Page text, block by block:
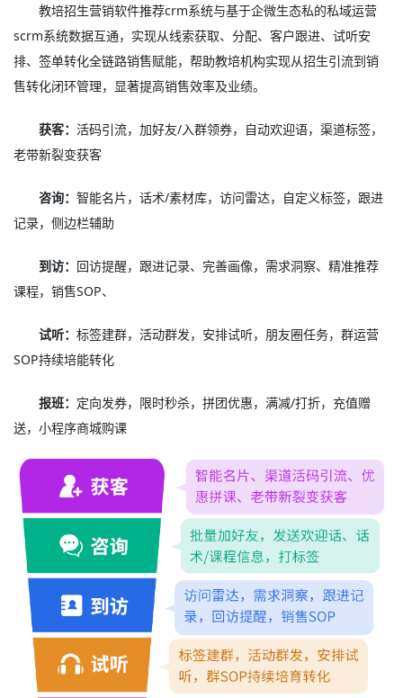
教培招生营销软件推荐crm系统与基于企微生态私的私域运营
scrm系统数据互通，实现从线索获取、分配、客户跟进、试听安
排、签单转化全链路销售赋能，帮助教培机构实现从招生引流到销
售转化闭环管理，显著提高销售效率及业绩。
获客：活码引流，加好友/入群领券，自动欢迎语，渠道标签，
老带新裂变获客
咨询：智能名片，话术/素材库，访问雷达，自定义标签，跟进
记录，侧边栏辅助
到访： 回访提醒，跟进记录、完善画像，需求洞察、精准推荐
课程，销售SOP、
试听：标签建群，活动群发，安排试听，朋友圈任务，群运营
SOP持续培能转化
报班： 定向发券，限时秒杀，拼团优惠，满减/打折，充值赠
送，小程序商城购课